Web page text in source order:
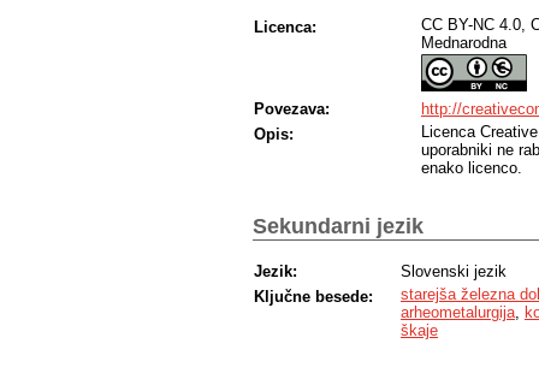
Licenca:
CC BY-NC 4.0,
Mednarodna
Povezava:
http://
Opis:
Licenca
uporabniki ne
enako licenco.
Sekundarni jezik
Jezik:
Slovenski jezik
Ključne besede:
starejša železna
arheometalurgija
škaje